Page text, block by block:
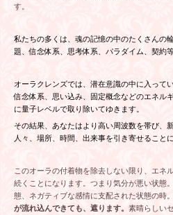
す。
私たちの多くは、魂の記憶の中のたくさんの
題、信念体系、思考体系、パラダイム、契約
オーラクレンズでは、潜在意識の中に入って
信念体系、思い込み、固定概念などのエネル
に量子レベルで取り除いてゆきます。
その結果、あなたはより高い周波数を帯び、
人々、場所、時間、出来事を引き寄せること
このオーラの付着物を除去しない限り、エネ
続くことになります。つまり気分が悪い状態
態、ネガティブな感情に支配された状態の時。
が流れ込んできても、遮ります。 素晴らしい